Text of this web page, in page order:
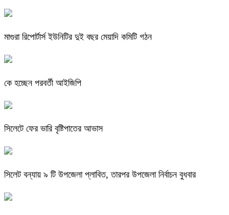
মাগুরা রিপোর্টার্স ইউনিটির দুই বছর মেয়াদি কমিটি গঠন
কে হচ্ছেন পরবর্তী আইজিপি
সিলেটে ফের ভারি বৃষ্টিপাতের আভাস
সিলেট বন্যায় ৯ টি উপজেলা প্লাবিত, তারপর উপজেলা নির্বাচন বুধবার